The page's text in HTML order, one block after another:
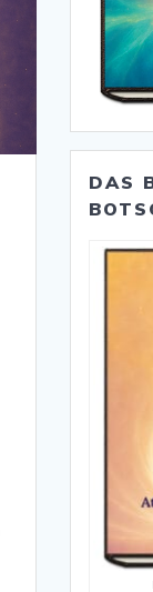
DAS